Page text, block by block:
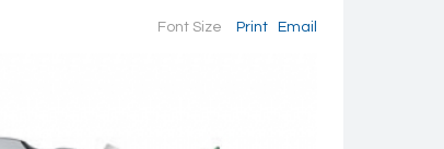
Font Size
Print Email